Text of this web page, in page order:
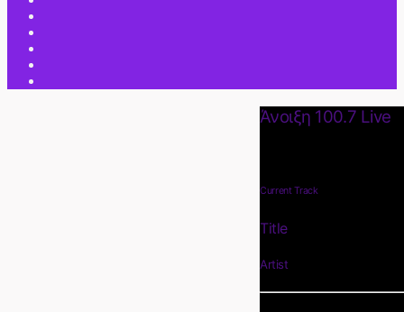
Άνοιξη 100.7 Live
Current Track
Title
Artist